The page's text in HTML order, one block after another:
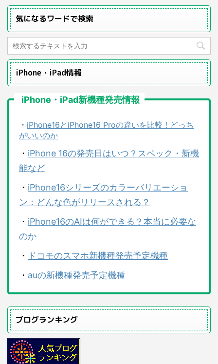
気になるワードで検索
iPhone・iPad情報
iPhone・iPad新機種発売情報
・ iPhone16とiPhone16 Proの違いを比較！どっち
がいいのか
・ iPhone 16の発売日はいつ？スペック・新機
能など
・ iPhone16シリーズのカラーバリエーショ
ン：どんな色がリリースされる？
・ iPhone16のAIは何ができる？本当に必要な
のか
・
ドコモのスマホ新機種発売予定機種
・ auの新機種発売予定機種
ブログランキング